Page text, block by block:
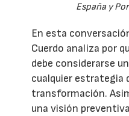
España y
En esta
Cuerdo analiza por
debe considerarse
cualquier estrategia
transformación.
una visión